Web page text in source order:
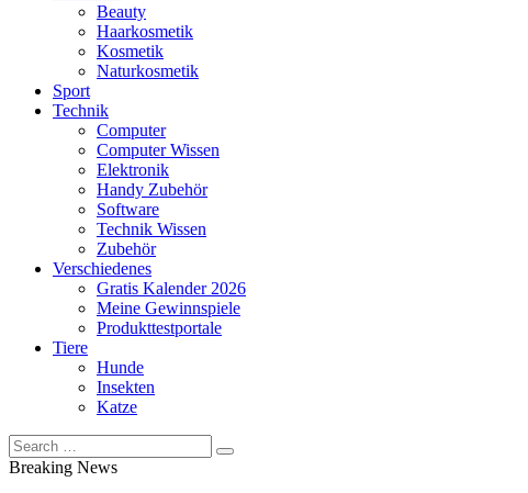
Beauty
Haarkosmetik
Kosmetik
Naturkosmetik
Sport
Technik
Computer
Computer Wissen
Elektronik
Handy Zubehör
Software
Technik Wissen
Zubehör
Verschiedenes
Gratis Kalender 2026
Meine Gewinnspiele
Produkttestportale
Tiere
Hunde
Insekten
Katze
Breaking News